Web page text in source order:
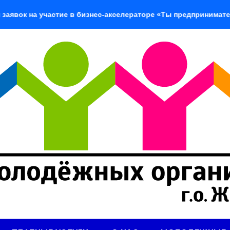
участие в бизнес-акселераторе «Ты предприниматель»